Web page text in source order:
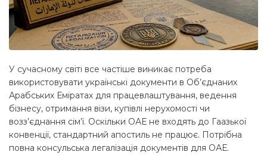
У сучасному світі все частіше виникає потреба
використовувати українські документи в Об’єднаних
Арабських Еміратах для працевлаштування, ведення
бізнесу, отримання візи, купівлі нерухомості чи
возз’єднання сім’ї. Оскільки ОАЕ не входять до Гаазької
конвенції, стандартний апостиль не працює. Потрібна
повна консульська легалізація документів для ОАЕ.